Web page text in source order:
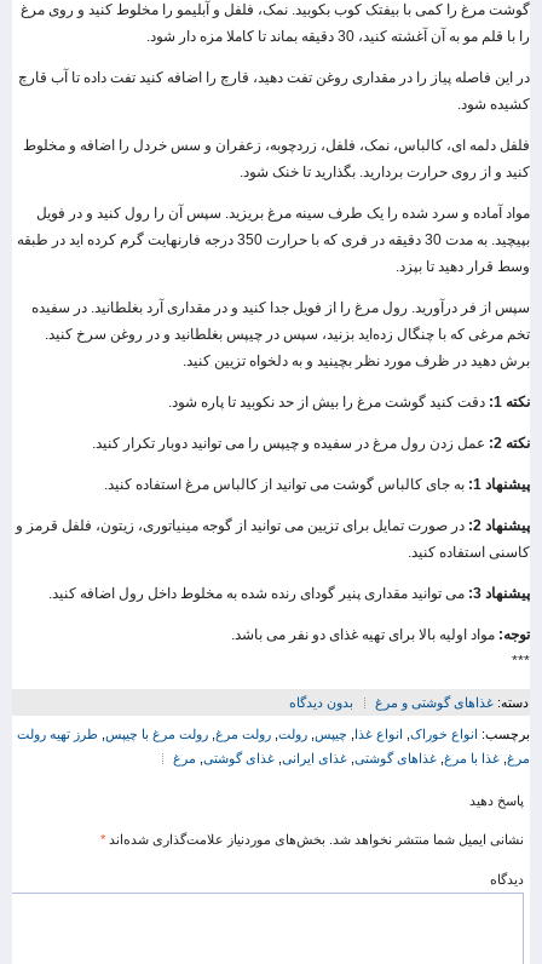
گوشت مرغ را کمی با بیفتک کوب بکوبید. نمک، فلفل و آبلیمو را مخلوط کنید و روی مرغ
را با قلم مو به آن آغشته کنید، 30 دقیقه بماند تا کاملا مزه دار شود.
در این فاصله پیاز را در مقداری روغن تفت دهید، قارچ را اضافه کنید تفت داده تا آب قارچ
کشیده شود.
فلفل دلمه ای، کالباس، نمک، فلفل، زردچوبه، زعفران و سس خردل را اضافه و مخلوط
کنید و از روی حرارت بردارید. بگذارید تا خنک شود.
مواد آماده و سرد شده را یک طرف سینه مرغ بریزید. سپس آن را رول کنید و در فویل
بپیچید. به مدت 30 دقیقه در فری که با حرارت 350 درجه فارنهایت گرم کرده اید در طبقه
وسط قرار دهید تا بپزد.
سپس از فر درآورید. رول مرغ را از فویل جدا کنید و در مقداری آرد بغلطانید. در سفیده
تخم مرغی که با چنگال زده‌اید بزنید، سپس در چیپس بغلطانید و در روغن سرخ کنید.
برش دهید در ظرف مورد نظر بچینید و به دلخواه تزیین کنید.
نکته 1: دقت کنید گوشت مرغ را بیش از حد نکوبید تا پاره شود.
نکته 2: عمل زدن رول مرغ در سفیده و چیپس را می توانید دوبار تکرار کنید.
پیشنهاد 1: به جای کالباس گوشت می توانید از کالباس مرغ استفاده کنید.
پیشنهاد 2:
در صورت تمایل برای تزیین می توانید از گوجه مینیاتوری، زیتون، فلفل قرمز و
کاسنی استفاده کنید.
پیشنهاد 3: می توانید مقداری پنیر گودای رنده شده به مخلوط داخل رول اضافه کنید.
توجه: مواد اولیه بالا برای تهیه غذای دو نفر می باشد.
***
دسته: غذاهای گوشتی و مرغ بدون دیدگاه
برچسب: انواع خوراک انواع غذا چیپس رولت رولت مرغ رولت مرغ با چیپس
طرز تهیه رولت
مرغ غذا با مرغ غذاهای گوشتی غذای ایرانی غذای گوشتی مرغ
پاسخ دهید
نشانی ایمیل شما منتشر نخواهد شد. بخش‌های موردنیاز علامت‌گذاری شده‌اند *
دیدگاه